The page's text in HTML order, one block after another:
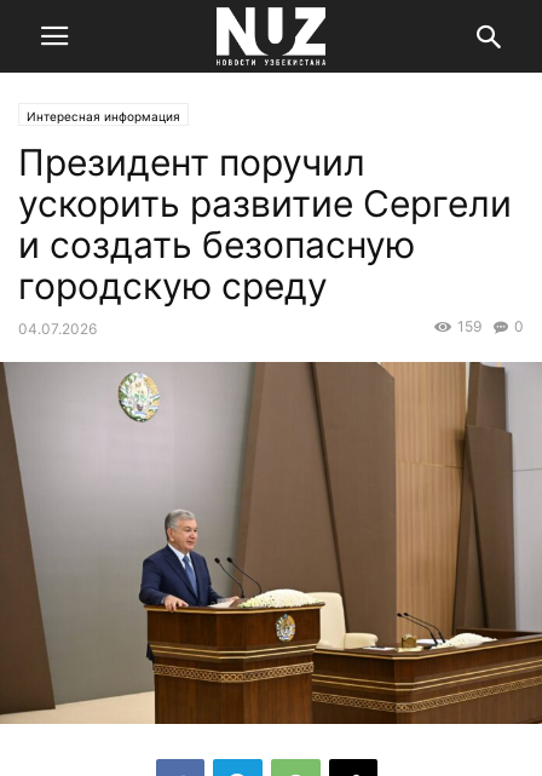
Интересная информация
Президент поручил
ускорить развитие Сергели
и создать безопасную
городскую среду
04.07.2026 0
159